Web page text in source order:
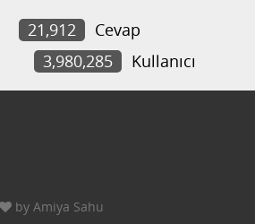
21,912
Cevap
3,980,285 Kullanıcı
by Amiya Sahu